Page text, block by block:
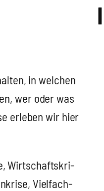
in wel­chen
wer oder was
erle­ben wir hier
Wirt­schafts­kri­
Viel­fach­